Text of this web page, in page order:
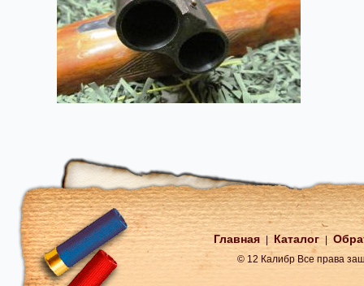
Главная Каталог
© 12 Калибр Все права